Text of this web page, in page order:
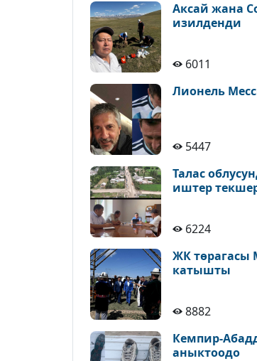
Аксай жана
изилденди
6011
Лионель
5447
Талас
иштер
6224
ЖК төрагасы
катышты
8882
Кемпир-
аныктоодо